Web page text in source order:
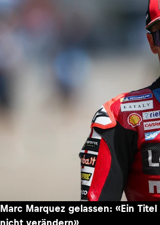
Marc Marquez gelassen: «Ein
nicht verändern»